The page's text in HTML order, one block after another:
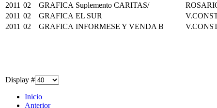
Display #
Inicio
Anterior
2011 02 GRAFICA Suplemento CARITAS/
2011 02 GRAFICA EL SUR
2011 02 GRAFICA INFORMESE Y VENDA B